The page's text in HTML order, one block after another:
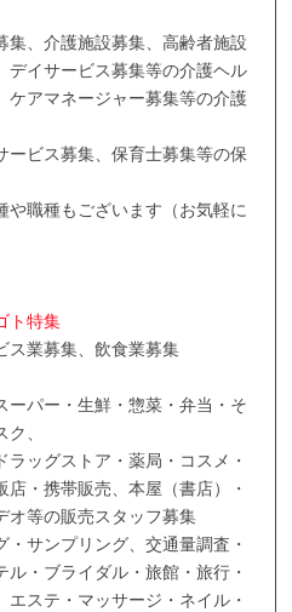
集、介護施設募集、高齢者施設
デイサービス募集等の介護ヘル
ケアマネージャー募集等の介護
ービス募集、保育士募集等の保
職種もございます（お気軽に
ト特集
ス業募集、飲食業募集
ーパー・生鮮・惣菜・弁当・そ
、
ッグストア・薬局・コスメ・
・携帯販売、本屋（書店）・
オ等の販売スタッフ募集
サンプリング、交通量調査・
・ブライダル・旅館・旅行・
エステ・マッサージ・ネイル・